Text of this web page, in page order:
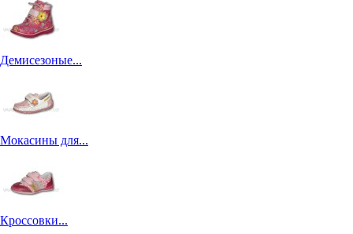
Демисезоные...
Мокасины для...
Кроссовки...